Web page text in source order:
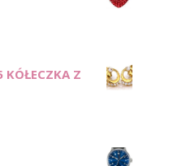
Z